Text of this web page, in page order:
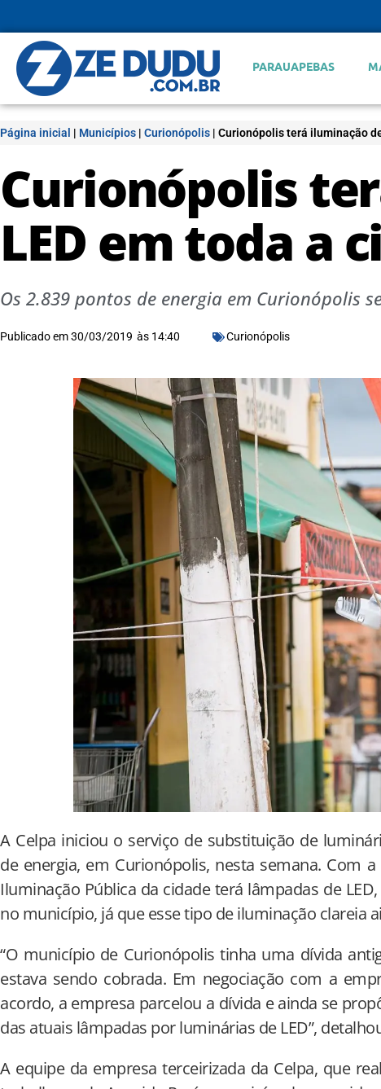
PARAUAPEBAS
Página inicial | Municípios | Curionópolis | Curionópolis terá iluminação
Curionópolis
LED em toda a
Os 2.839 pontos de energia em Curionópolis
Publicado em30/03/2019 às 14:40 Curionópolis
A Celpa iniciou o serviço de substituição de
de energia, em Curionópolis, nesta semana. Com
Iluminação Pública da cidade terá lâmpadas de
no município, já que esse tipo de iluminação clareia
“O município de Curionópolis tinha uma dívida
estava sendo cobrada. Em negociação com a
acordo, a empresa parcelou a dívida e ainda se
das atuais lâmpadas por luminárias de LED”,
A equipe da empresa terceirizada da Celpa, que